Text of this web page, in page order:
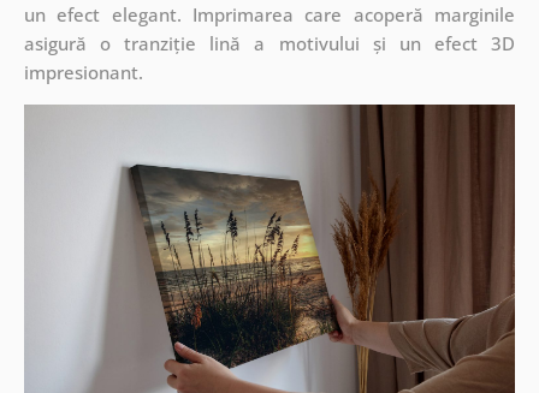
un efect elegant. Imprimarea care acoperă marginile
asigură o tranziție lină a motivului și un efect 3D
impresionant.